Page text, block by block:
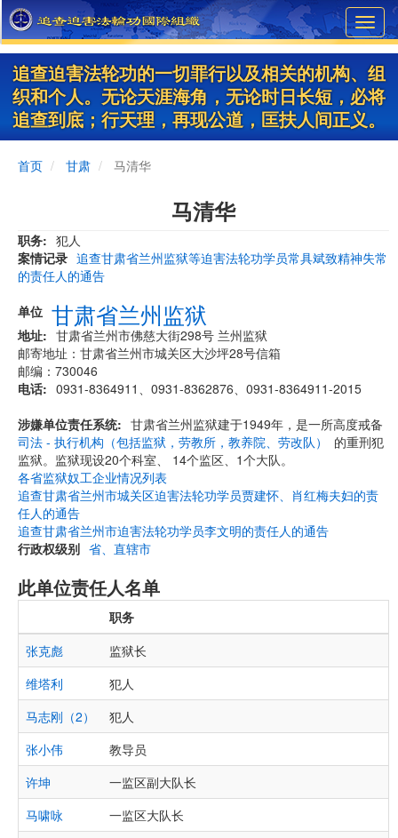
Skip
to
main
content
追查迫害法轮功的一切罪行以及相关的机构、组
织和个人。无论天涯海角，无论时日长短，必将
追查到底；行天理，再现公道，匡扶人间正义。
首页 甘肃 马清华
马清华
职务
犯人
案情记录 追查甘肃省兰州监狱等迫害法轮功学员常具斌致精神失常
的责任人的通告
单位 甘肃省兰州监狱
地址
甘肃省兰州市佛慈大街298号 兰州监狱
邮寄地址：甘肃省兰州市城关区大沙坪28号信箱
邮编：730046
电话
0931-8364911、0931-8362876、0931-8364911-2015
涉嫌单位责任系统
司法 - 执行机构（包括监狱，劳教所，教养院、劳改队）
甘肃省兰州监狱建于1949年，是一所高度戒备
的重刑犯
监狱。监狱现设20个科室、 14个监区、1个大队。
各省监狱奴工企业情况列表
追查甘肃省兰州市城关区迫害法轮功学员贾建怀、肖红梅夫妇的责
任人的通告
追查甘肃省兰州市迫害法轮功学员李文明的责任人的通告
行政权级别 省、直辖市
此单位责任人名单
职务
张克彪
监狱长
维塔利
犯人
马志刚（2）
犯人
张小伟
教导员
许坤
一监区副大队长
马啸咏
一监区大队长